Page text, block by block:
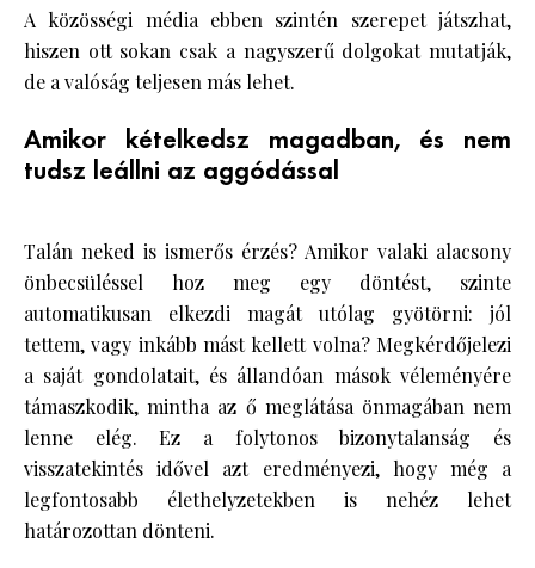
A közösségi média ebben szintén szerepet játszhat,
hiszen ott sokan csak a nagyszerű dolgokat mutatják,
de a valóság teljesen más lehet.
Amikor kételkedsz magadban, és nem
tudsz leállni az aggódással
Talán neked is ismerős érzés? Amikor valaki alacsony
önbecsüléssel hoz meg egy döntést, szinte
automatikusan elkezdi magát utólag gyötörni: jól
tettem, vagy inkább mást kellett volna? Megkérdőjelezi
a saját gondolatait, és állandóan mások véleményére
támaszkodik, mintha az ő meglátása önmagában nem
lenne elég. Ez a folytonos bizonytalanság és
visszatekintés idővel azt eredményezi, hogy még a
legfontosabb élethelyzetekben is nehéz lehet
határozottan dönteni.